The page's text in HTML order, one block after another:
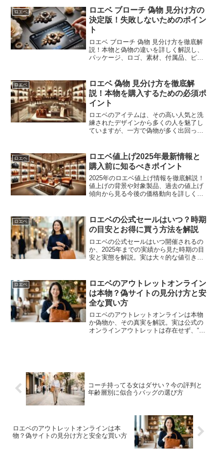
らえないケースの理由、本物を選ぶ注意
点まで徹底解説。ロエベらしさを気軽に
楽しむための保存版ガイドです。
ロエベ
ロエベ ブローチ 偽物 見分け方の
決定版！失敗しないためのポイン
ト
ロエベ ブローチ 偽物 見分け方を徹底解
説！本物と偽物の違いを詳しく解説し、
パッケージ、ロゴ、素材、付属品、ピン
回避するための注意点、購入後の対処法
についても紹介します。
ロエベ
ロエベ 偽物 見分け方を徹底解
説！本物を購入するための必須ポ
イント
ロエベのアイテムは、その高い人気と洗
練されたデザインから多くの人を魅了し
ていますが、一方で偽物が多く出回って
本物を見極めたいと思っているのではな
いでしょうか。本記事...
ロエベ
ロエベ値上げ2025年最新情報と
購入前に知るべきポイント
2025年のロエベ値上げ情報を徹底解説！
値上げの背景や対象製品、過去の値上げ
傾向から見る今後の価格動向を詳しく紹
ベ製品を検討中の方に必見の情報満載で
す！
ロエベ
ロエベの公式セールはいつ？時期
の目安とお得に買う方法を解説
ロエベの公式セールはいつ開催されるの
か、2025年までの実績から見た時期の目
安と実態を解説。実は大々的な値引きは
偽サイトの注意点、向いている人まで紹
介します。最新情報は公式で確認する前
提でまとめています。
ロエベ
ロエベのアウトレットオンライン
は本物？偽サイトの見分け方と安
全な買い方
ロエベのアウトレットオンラインは本物
か偽物か、その真実を解説。実は公式の
オンラインアウトレットは存在せず、“ア
コーチ持ってる女はダサい？今の評判と
年齢層別に似合うバッグの選び方
ロエベのアウトレットオンラインは本
物？偽サイトの見分け方と安全な買い方